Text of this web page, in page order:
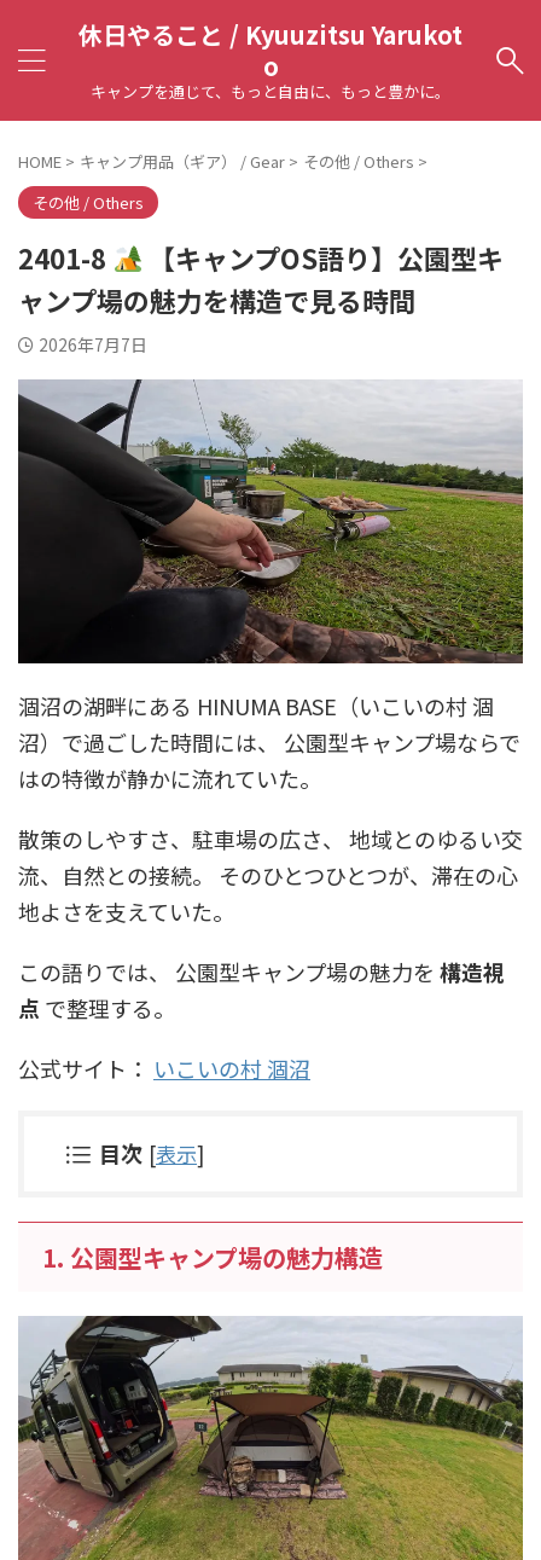
休日やること / Kyuuzitsu Yarukot
o
キャンプを通じて、もっと自由に、もっと豊かに。
HOME > キャンプ用品（ギア） / Gear > その他 / Others >
その他 / Others
2401-8
【キャンプOS語り】公園型キ
ャンプ場の魅力を構造で見る時間
2026年7月7日
涸沼の湖畔にある HINUMA BASE（いこいの村 涸
沼）で過ごした時間には、 公園型キャンプ場ならで
はの特徴が静かに流れていた。
散策のしやすさ、駐車場の広さ、 地域とのゆるい交
流、自然との接続。 そのひとつひとつが、滞在の心
地よさを支えていた。
この語りでは、 公園型キャンプ場の魅力を 構造視
点 で整理する。
公式サイト： いこいの村 涸沼
目次 [表示]
1. 公園型キャンプ場の魅力構造